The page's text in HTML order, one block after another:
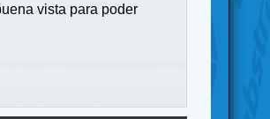
vista para poder